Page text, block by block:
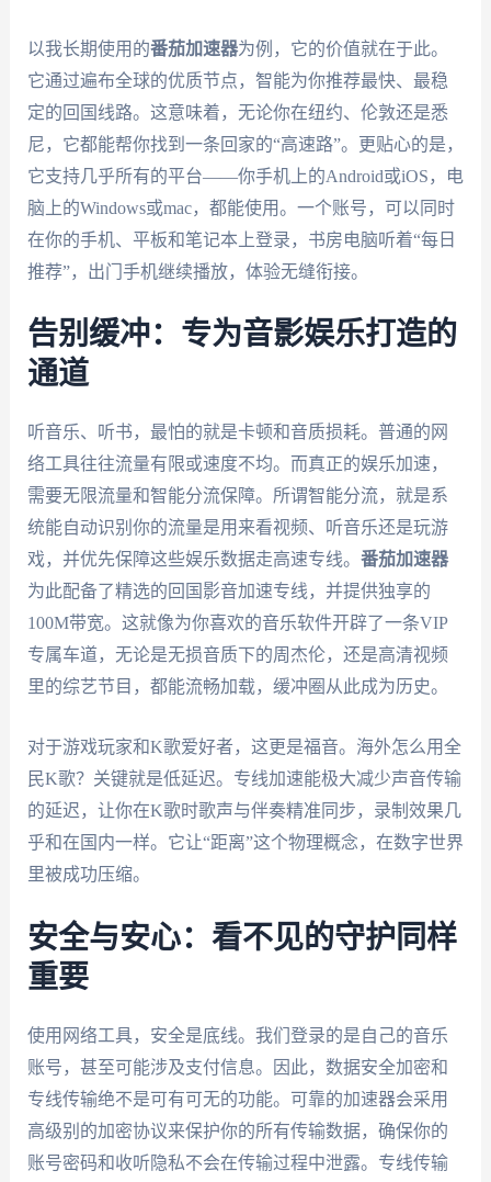
以我长期使用的番茄加速器为例，它的价值就在于此。
它通过遍布全球的优质节点，智能为你推荐最快、最稳
定的回国线路。这意味着，无论你在纽约、伦敦还是悉
尼，它都能帮你找到一条回家的“高速路”。更贴心的是，
它支持几乎所有的平台——你手机上的Android或iOS，电
脑上的Windows或mac，都能使用。一个账号，可以同时
在你的手机、平板和笔记本上登录，书房电脑听着“每日
推荐”，出门手机继续播放，体验无缝衔接。
告别缓冲：专为音影娱乐打造的
通道
听音乐、听书，最怕的就是卡顿和音质损耗。普通的网
络工具往往流量有限或速度不均。而真正的娱乐加速，
需要无限流量和智能分流保障。所谓智能分流，就是系
统能自动识别你的流量是用来看视频、听音乐还是玩游
戏，并优先保障这些娱乐数据走高速专线。 番茄加速器
为此配备了精选的回国影音加速专线，并提供独享的
100M带宽。这就像为你喜欢的音乐软件开辟了一条VIP
专属车道，无论是无损音质下的周杰伦，还是高清视频
里的综艺节目，都能流畅加载，缓冲圈从此成为历史。
对于游戏玩家和K歌爱好者，这更是福音。海外怎么用全
民K歌？关键就是低延迟。专线加速能极大减少声音传输
的延迟，让你在K歌时歌声与伴奏精准同步，录制效果几
乎和在国内一样。它让“距离”这个物理概念，在数字世界
里被成功压缩。
安全与安心：看不见的守护同样
重要
使用网络工具，安全是底线。我们登录的是自己的音乐
账号，甚至可能涉及支付信息。因此，数据安全加密和
专线传输绝不是可有可无的功能。可靠的加速器会采用
高级别的加密协议来保护你的所有传输数据，确保你的
账号密码和收听隐私不会在传输过程中泄露。专线传输